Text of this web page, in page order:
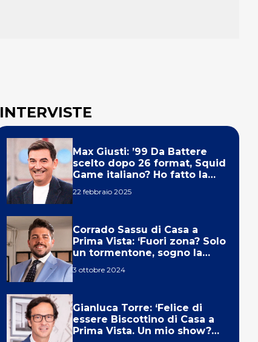
INTERVISTE
Max Giusti: ’99 Da Battere
scelto dopo 26 format, Squid
Game italiano? Ho fatto la
22 febbraio 2025
Corrado Sassu di Casa a
Prima Vista: ‘Fuori zona? Solo
un tormentone, sogno la
3 ottobre 2024
Gianluca Torre: ‘Felice di
essere Biscottino di Casa a
Prima Vista. Un mio show?